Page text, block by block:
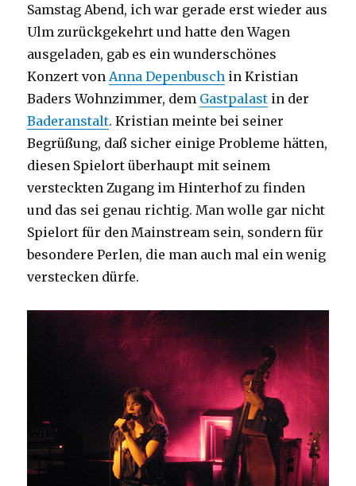
Samstag Abend, ich war gerade erst wieder aus
Ulm zurückgekehrt und hatte den Wagen
ausgeladen, gab es ein wunderschönes
Konzert von Anna Depenbusch in Kristian
Baders Wohnzimmer, dem Gastpalast in der
Baderanstalt. Kristian meinte bei seiner
Begrüßung, daß sicher einige Probleme hätten,
diesen Spielort überhaupt mit seinem
versteckten Zugang im Hinterhof zu finden
und das sei genau richtig. Man wolle gar nicht
Spielort für den Mainstream sein, sondern für
besondere Perlen, die man auch mal ein wenig
verstecken dürfe.